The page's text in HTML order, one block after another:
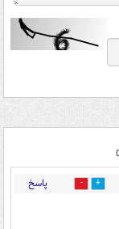
4 پاسخ